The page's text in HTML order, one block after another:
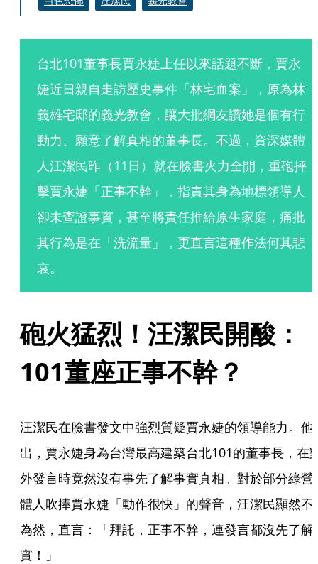
台北101董事長賈永婕上任以來話題不斷，賈永
婕近日親自走訪歷史事件「林宅血案」，原為林
義雄宅邸的義光教會，讓大批網友讚她是個有行
動力、願意了解真相的董事長。不過，資深媒體
人汪潔民昨（11日）就在臉書火力全開，重砲抨
擊賈永婕「正事不幹」，指責其身為地標領導人
卻未查證事實，甚至將責任推給原生家庭，痛批
其行為是在「洗流量」，更直言這種作法何其悲
哀。
砲火猛烈！汪潔民開酸：
101董座正事不幹？
汪潔民在臉書發文中強烈質疑賈永婕的領導能力。他
出，賈永婕身為台灣最高建築台北101的董事長，在
外發言時竟然沒有事先了解事實真相。對於部分綠營
體人吹捧賈永婕「動作很快」的聲音，汪潔民顯然不
為然，直言：「拜託，正事不幹，連發言都沒先了解
實！」